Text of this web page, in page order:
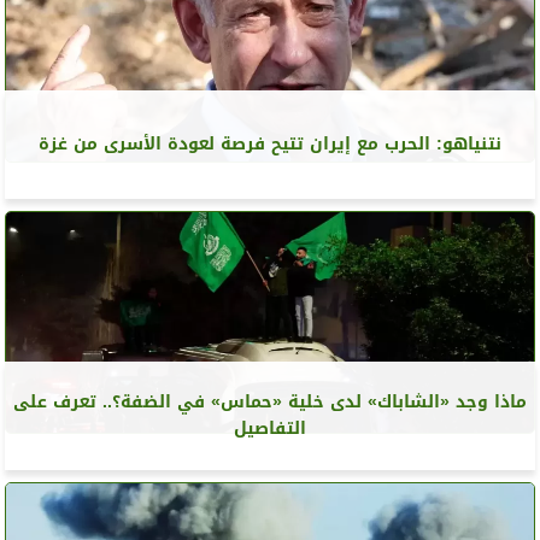
نتنياهو: الحرب مع إيران تتيح فرصة لعودة الأسرى من غزة
ماذا وجد «الشاباك» لدى خلية «حماس» في الضفة؟.. تعرف على
التفاصيل